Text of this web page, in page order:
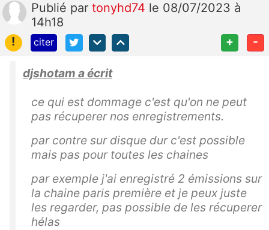
Publié par tonyhd74 le 08/07/2023 à
14h18
!
citer + -
djshotam a écrit
ce qui est dommage c'est qu'on ne peut
pas récuperer nos enregistrements.
par contre sur disque dur c'est possible
mais pas pour toutes les chaines
par exemple j'ai enregistré 2 émissions sur
la chaine paris première et je peux juste
les regarder, pas possible de les récuperer
hélas